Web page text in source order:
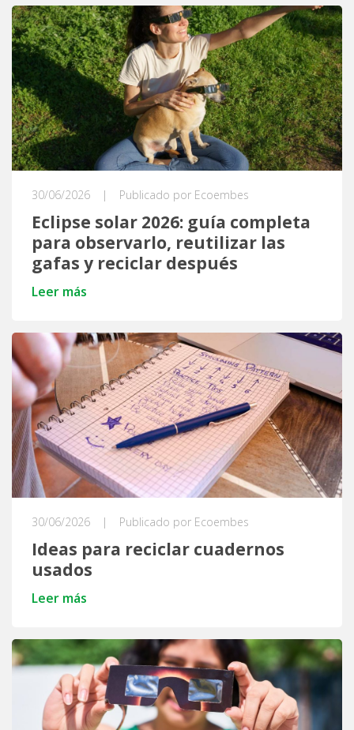
30/06/2026 | Publicado por Ecoembes
Eclipse solar 2026: guía completa
para observarlo, reutilizar las
gafas y reciclar después
Leer más
30/06/2026 | Publicado por Ecoembes
Ideas para reciclar cuadernos
usados
Leer más